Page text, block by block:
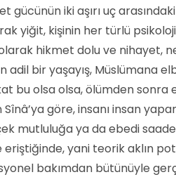
gücünün iki aşırı uç
yiğit, kişinin her türlü
hikmet dolu ve nihayet,
adil bir yaşayış, Müslümana
bu olsa olsa, ölümden sonra
göre, insanı insan
mutluluğa ya da ebedi
yani teorik aklın
bakımdan bütünüyle